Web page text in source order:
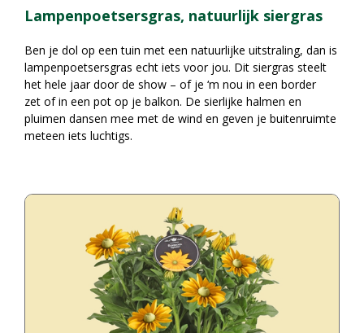
Lampenpoetsersgras, natuurlijk siergras
Ben je dol op een tuin met een natuurlijke uitstraling, dan is
lampenpoetsersgras echt iets voor jou. Dit siergras steelt
het hele jaar door de show – of je ‘m nou in een border
zet of in een pot op je balkon. De sierlijke halmen en
pluimen dansen mee met de wind en geven je buitenruimte
meteen iets luchtigs.